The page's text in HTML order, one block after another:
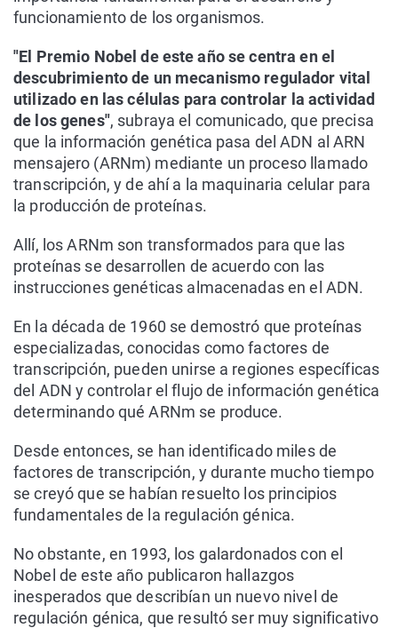
funcionamiento de los organismos.
"El Premio Nobel de este año se centra en el
descubrimiento de un mecanismo regulador vital
utilizado en las células para controlar la actividad
de los genes", subraya el comunicado, que precisa
que la información genética pasa del ADN al ARN
mensajero (ARNm) mediante un proceso llamado
transcripción, y de ahí a la maquinaria celular para
la producción de proteínas.
Allí, los ARNm son transformados para que las
proteínas se desarrollen de acuerdo con las
instrucciones genéticas almacenadas en el ADN.
En la década de 1960 se demostró que proteínas
especializadas, conocidas como factores de
transcripción, pueden unirse a regiones específicas
del ADN y controlar el flujo de información genética
determinando qué ARNm se produce.
Desde entonces, se han identificado miles de
factores de transcripción, y durante mucho tiempo
se creyó que se habían resuelto los principios
fundamentales de la regulación génica.
No obstante, en 1993, los galardonados con el
Nobel de este año publicaron hallazgos
inesperados que describían un nuevo nivel de
regulación génica, que resultó ser muy significativo